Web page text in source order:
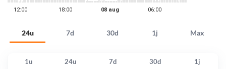
24u 7d 30d 1j Max
1u 24u 7d 30d
1j